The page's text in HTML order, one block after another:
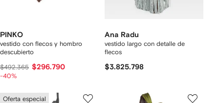
PINKO
vestido con flecos y hombro
descubierto
$492.365 $296.790
-40%
Ana Radu
vestido largo con detalle de
flecos
$3.825.798
Oferta especial